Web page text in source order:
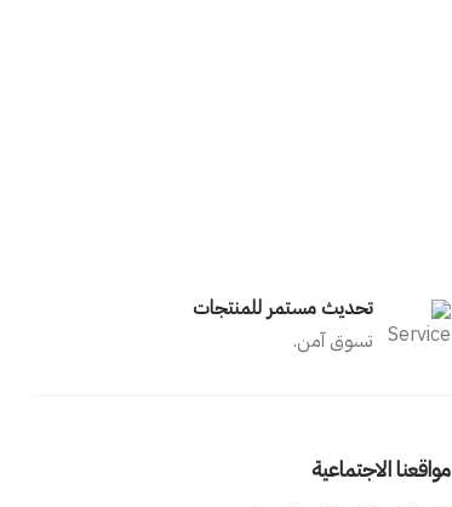
تحديث مستمر للمنتجات
تسوق آمن.
مواقعنا الاجتماعية